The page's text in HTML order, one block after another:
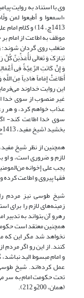
وی با استناد به روایت
«اسمعوا و أطیعوا لمن
1413چ، 14) و
موظف به اطاعت از امام
متغلب روی گردان شوند؛
تَبَارَکَ وَ تَعَالَى لَأُعَذِّبَنَّ کُلَّ
وَ إِنْ کَانَتِ الرَّعِیَّةُ فِی
أَطَاعَتْ إِمَاماً هَادِیاً مِنَ
این روایت خداوند
غیر ‌منصوب از سوی خدا
عذاب خواهم کرد، و هر
سوی خدا اطاعت کند-
بخشید (شیخ مفید، 1413ح، 259- 260).
همچنین از نظر شیخ
لازم و ضروری است، و او
یجب علی إخوانه
فقها پیروی و اطاعت کرده و
شیخ طوسی نیز مردم
زمینه‌های لازم را برای
همچنین معتقد است
نخواهد شد مگر این که
کنند. از این رو اگر
و امام مبسوط الید
عمل کرده‌اند. شیخ
تحت حکومت امام به سر
(همان، 200و 212).